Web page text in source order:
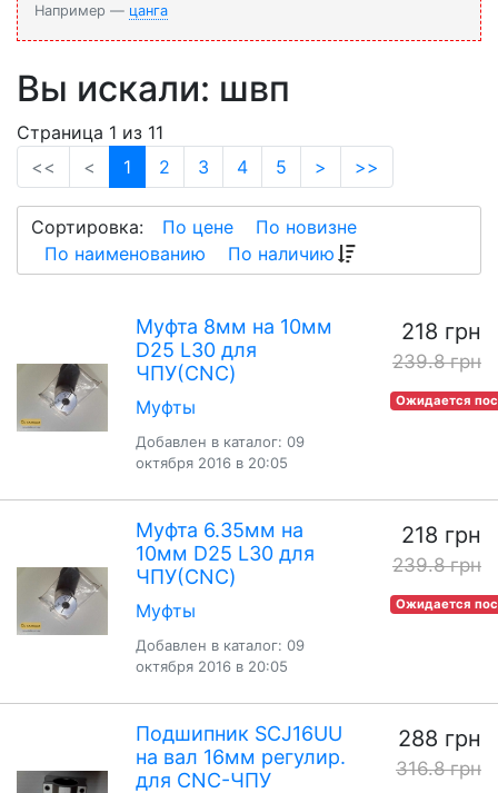
Например — цанга
Вы искали: швп
Страница 1 из 11
<<
< 1 (current)
2 3 4 5 > >>
Сортировка: По цене
По новизне
По наименованию
По наличию
Муфта 8мм на 10мм
D25 L30 для
ЧПУ(CNC)
Муфты
Добавлен в каталог: 09
октября 2016 в 20:05
218 грн
239.8 грн
Ожидается
Муфта 6.35мм на
10мм D25 L30 для
ЧПУ(CNC)
Муфты
Добавлен в каталог: 09
октября 2016 в 20:05
218 грн
239.8 грн
Ожидается
Подшипник SCJ16UU
на вал 16мм регулир.
для CNC-ЧПУ
288 грн
316.8 грн